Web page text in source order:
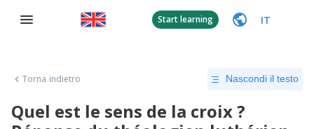
Start learning IT
Torna indietro Nascondi il testo
Quel est le sens de la croix ?